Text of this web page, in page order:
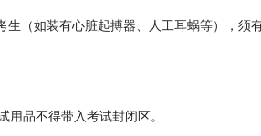
（如装有心脏起搏器、人工耳蜗等），须
用品不得带入考试封闭区。